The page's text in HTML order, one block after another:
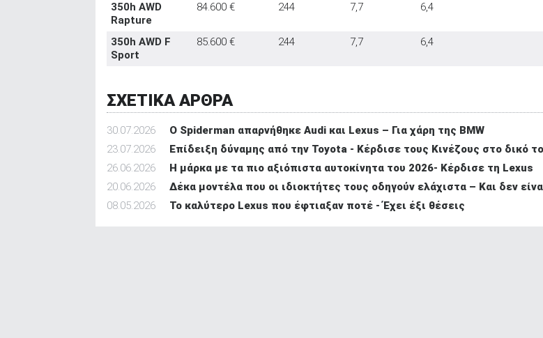
350h AWD
Rapture
84.600 € 244 7,7 6,4
350h AWD F
Sport
85.600 € 244 7,7 6,4
ΣΧΕΤΙΚΑ ΑΡΘΡΑ
30.07.2026
O Spiderman απαρνήθηκε Audi και Lexus – Για χάρη της BMW
23.07.2026
Επίδειξη δύναμης από την Toyota - Κέρδισε τους Κινέζους στο δικό
26.06.2026
Η μάρκα με τα πιο αξιόπιστα αυτοκίνητα του 2026- Κέρδισε τη Lexus
20.06.2026
Δέκα μοντέλα που οι ιδιοκτήτες τους οδηγούν ελάχιστα – Και δεν
08.05.2026
Το καλύτερο Lexus που έφτιαξαν ποτέ - Έχει έξι θέσεις